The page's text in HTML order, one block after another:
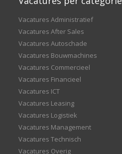
Vacatures Administratief
Vacatures After Sales
Vacatures Autoschade
Vacatures Bouwmachines
Vacatures Commercieel
Vacatures Financieel
Vacatures ICT
Vacatures Leasing
Vacatures Logistiek
Vacatures Management
Vacatures Technisch
Vacatures Overig